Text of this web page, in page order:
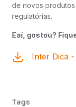
de novos produtos
regulatórias.
Eaí, gostou?
Inter Dica
Tags